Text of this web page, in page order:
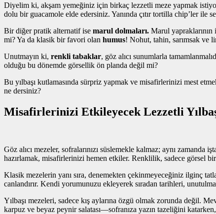
Diyelim ki, akşam yemeğiniz için birkaç lezzetli meze yapmak
dolu bir guacamole elde edersiniz. Yanında çıtır tortilla chip’ler
Bir diğer pratik alternatif ise marul dolmaları. Marul yapraklarının
mi? Ya da klasik bir favori olan humus! Nohut, tahin, sarımsak ve
Unutmayın ki, renkli tabaklar, göz alıcı sunumlarla
olduğu bu dönemde görsellik ön planda değil mi?
Bu yılbaşı kutlamasında sürpriz yapmak ve misafirlerinizi mest
ne dersiniz?
Misafirlerinizi Etkileyecek Lezzetli
Göz alıcı mezeler, sofralarınızı süslemekle kalmaz; aynı
hazırlamak, misafirlerinizi hemen etkiler. Renklilik, sadece görsel
Klasik mezelerin yanı sıra, denemekten çekinmeyeceğiniz ilginç
canlandırır. Kendi yorumunuzu ekleyerek sıradan tarihleri,
Yılbaşı mezeleri, sadece kış aylarına özgü olmak zorunda değil.
karpuz ve beyaz peynir salatası—sofranıza yazın tazeliğini